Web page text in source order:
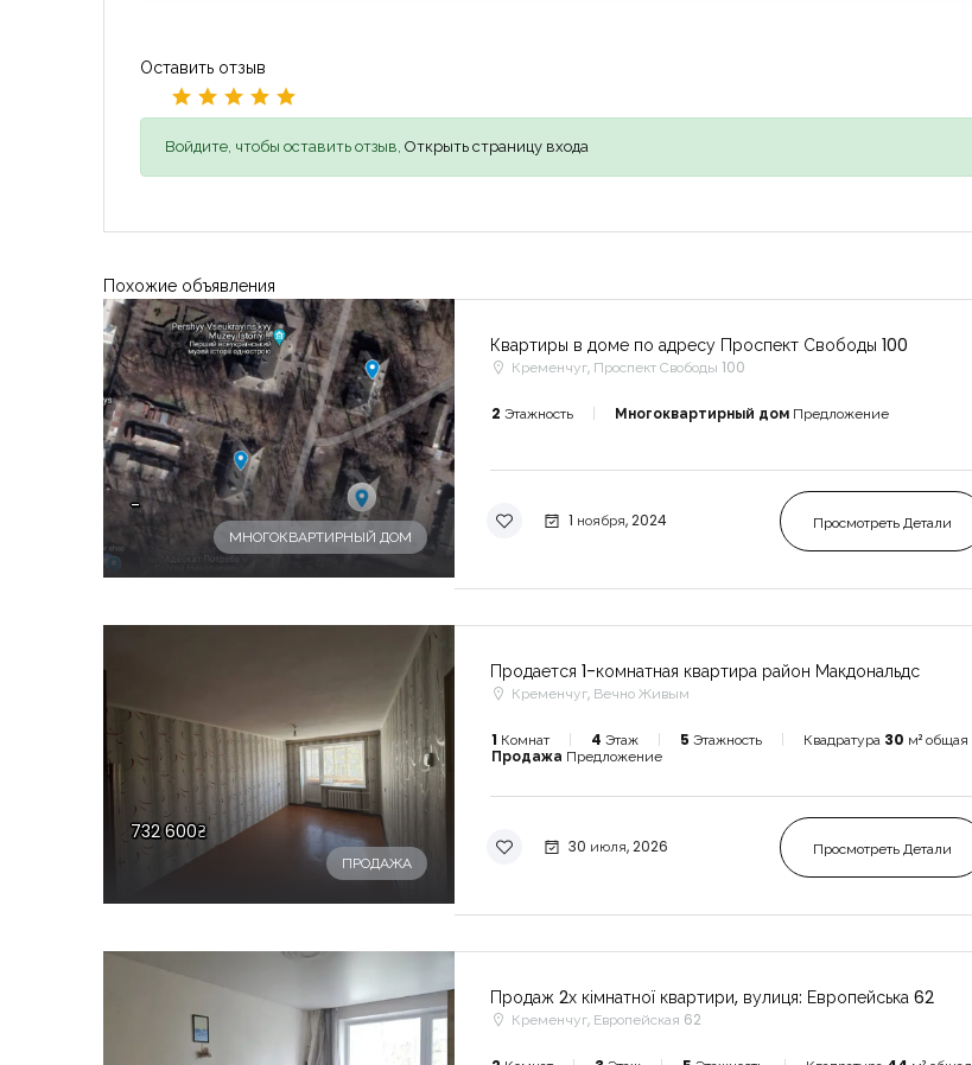
Оставить отзыв
Войдите, чтобы оставить отзыв, Открыть страницу входа
Похожие объявления
-
МНОГОКВАРТИРНЫЙ ДОМ
Квартиры в доме по адресу Проспект Свободы 100
Кременчуг, Проспект Свободы 100
2 Этажность Многоквартирный дом Предложение
1 ноября, 2024 Просмотреть Детали
732 600₴
ПРОДАЖА
Продается 1-комнатная квартира район Макдональдс
Кременчуг, Вечно Живым
1 Комнат 4 Этаж 5 Этажность Квадратура 30 м² общая
Продажа Предложение
30 июля, 2026 Просмотреть Детали
Продаж 2х кімнатної квартири, вулиця: Европейська 62
Кременчуг, Европейская 62